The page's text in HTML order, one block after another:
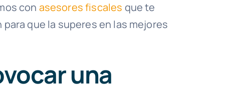
con asesores fiscales que te
que la superes en las mejores
una